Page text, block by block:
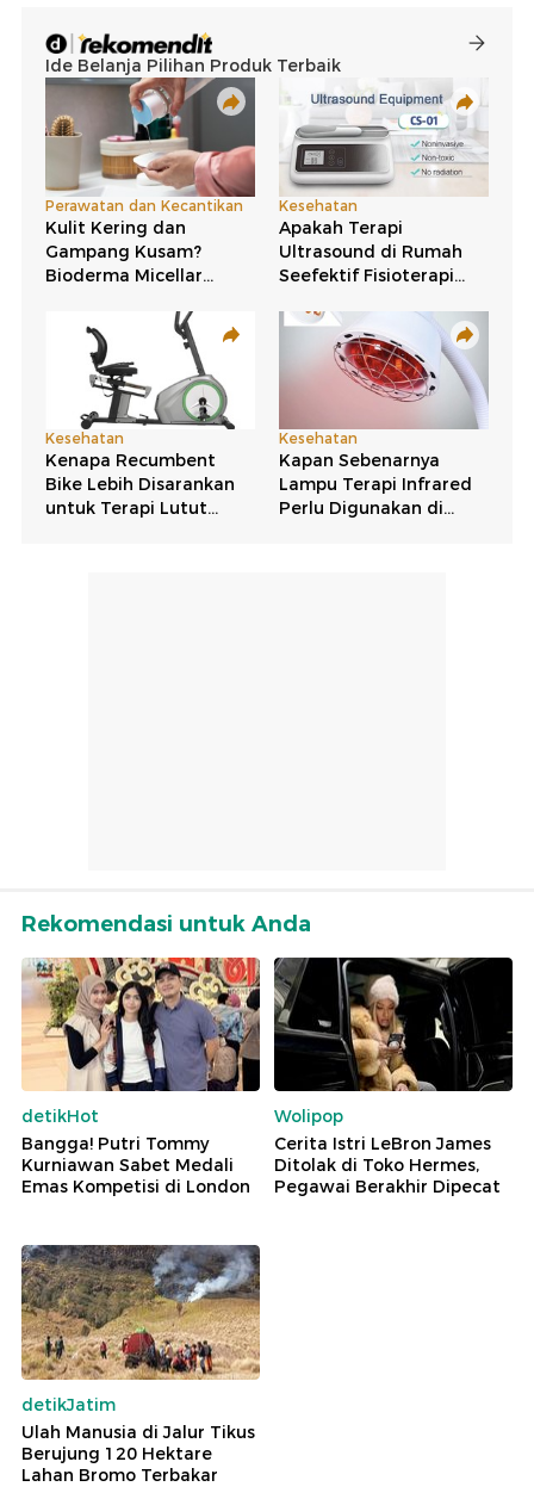
Rekomendasi untuk Anda
detikHot
Bangga! Putri Tommy
Kurniawan Sabet Medali
Emas Kompetisi di London
Wolipop
Cerita Istri LeBron James
Ditolak di Toko Hermes,
Pegawai Berakhir Dipecat
detikJatim
Ulah Manusia di Jalur Tikus
Berujung 120 Hektare
Lahan Bromo Terbakar